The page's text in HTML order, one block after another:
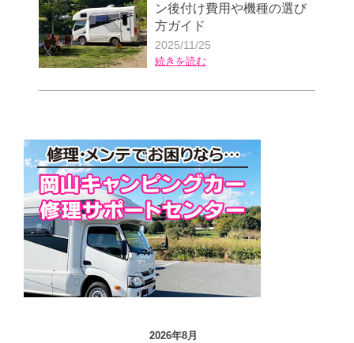
ン後付け費用や機種の選び
方ガイド
2025/11/25
続きを読む
2026年8月